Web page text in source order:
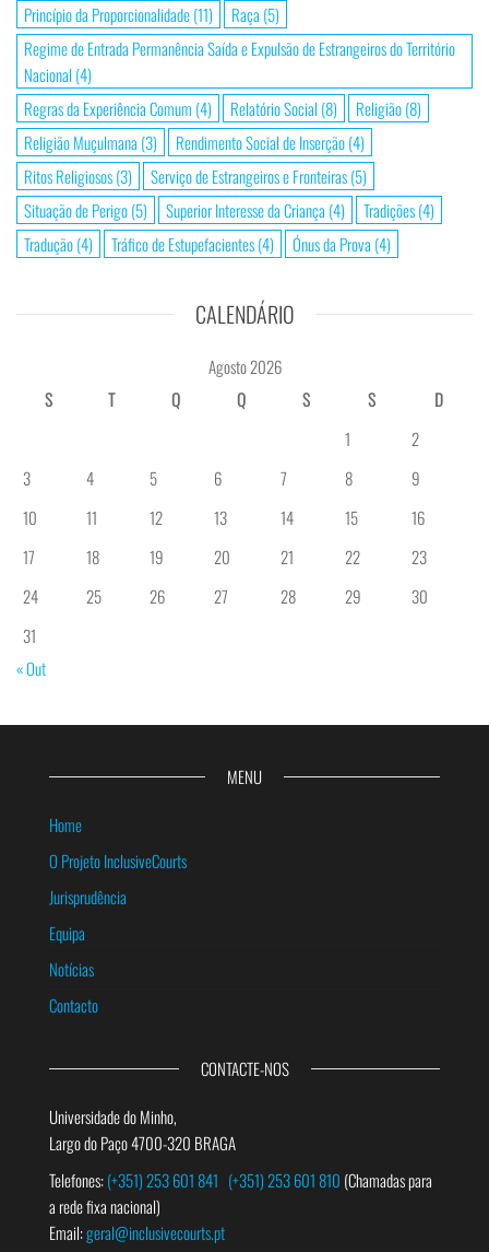
Princípio da Proporcionalidade(11) Raça (5)
Regime de Entrada Permanência Saída e Expulsão de Estrangeiros do Território
Nacional (4)
Regras da Experiência Comum (4) Relatório Social (8) Religião(8)
Religião Muçulmana (3) Rendimento Social de Inserção(4)
Ritos Religiosos(3) Serviço de Estrangeiros e Fronteiras(5)
Situação de Perigo(5) Superior Interesse da Criança (4) Tradições(4)
Tradução(4) Tráfico de Estupefacientes(4) Ónus da Prova (4)
CALENDÁRIO
Agosto 2026
S
T Q Q S S
D
1
2
3
4 5 6 7 8
9
10
11 12 13 14 15
16
17
18 19 20 21 22
23
24
25 26 27 28 29
30
31
« Out
MENU
Home
O Projeto InclusiveCourts
Jurisprudência
Equipa
Notícias
Contacto
CONTACTE-NOS
Universidade do Minho,
Largo do Paço 4700-320 BRAGA
Telefones:(+351) 253 601 841 (+351) 253 601 810 (Chamadas para
a rede fixa nacional)
Email:geral@inclusivecourts.pt